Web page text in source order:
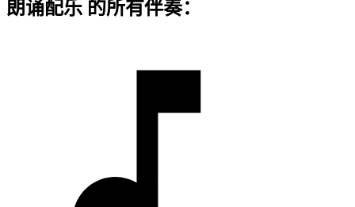
朗诵配乐 的所有伴奏：